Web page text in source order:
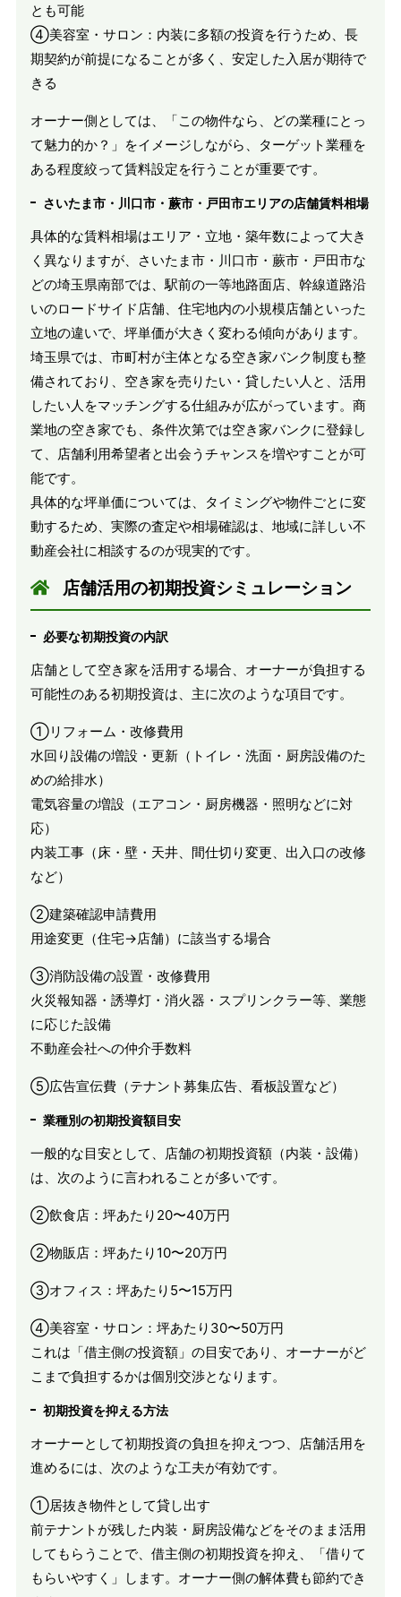
とも可能
④美容室・サロン：内装に多額の投資を行うため、長
期契約が前提になることが多く、安定した入居が期待で
きる
オーナー側としては、「この物件なら、どの業種にとっ
て魅力的か？」をイメージしながら、ターゲット業種を
ある程度絞って賃料設定を行うことが重要です。
さいたま市・川口市・蕨市・戸田市エリアの店舗賃料相場
具体的な賃料相場はエリア・立地・築年数によって大き
く異なりますが、さいたま市・川口市・蕨市・戸田市な
どの埼玉県南部では、駅前の一等地路面店、幹線道路沿
いのロードサイド店舗、住宅地内の小規模店舗といった
立地の違いで、坪単価が大きく変わる傾向があります。
埼玉県では、市町村が主体となる空き家バンク制度も整
備されており、空き家を売りたい・貸したい人と、活用
したい人をマッチングする仕組みが広がっています。商
業地の空き家でも、条件次第では空き家バンクに登録し
て、店舗利用希望者と出会うチャンスを増やすことが可
能です。
具体的な坪単価については、タイミングや物件ごとに変
動するため、実際の査定や相場確認は、地域に詳しい不
動産会社に相談するのが現実的です。
店舗活用の初期投資シミュレーション
必要な初期投資の内訳
店舗として空き家を活用する場合、オーナーが負担する
可能性のある初期投資は、主に次のような項目です。
①リフォーム・改修費用
水回り設備の増設・更新（トイレ・洗面・厨房設備のた
めの給排水）
電気容量の増設（エアコン・厨房機器・照明などに対
応）
内装工事（床・壁・天井、間仕切り変更、出入口の改修
など）
②建築確認申請費用
用途変更（住宅→店舗）に該当する場合
③消防設備の設置・改修費用
火災報知器・誘導灯・消火器・スプリンクラー等、業態
に応じた設備
不動産会社への仲介手数料
⑤広告宣伝費（テナント募集広告、看板設置など）
業種別の初期投資額目安
一般的な目安として、店舗の初期投資額（内装・設備）
は、次のように言われることが多いです。
②飲食店：坪あたり20〜40万円
②物販店：坪あたり10〜20万円
③オフィス：坪あたり5〜15万円
④美容室・サロン：坪あたり30〜50万円
これは「借主側の投資額」の目安であり、オーナーがど
こまで負担するかは個別交渉となります。
初期投資を抑える方法
オーナーとして初期投資の負担を抑えつつ、店舗活用を
進めるには、次のような工夫が有効です。
①居抜き物件として貸し出す
前テナントが残した内装・厨房設備などをそのまま活用
してもらうことで、借主側の初期投資を抑え、「借りて
もらいやすく」します。オーナー側の解体費も節約でき